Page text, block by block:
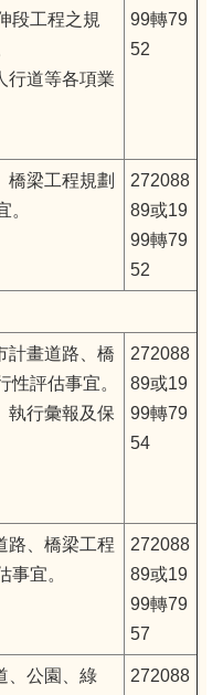
段工程之規
行道等各項業
99轉79
52
橋梁工程規劃
。
272088
89或19
99轉79
52
計畫道路、橋
性評估事宜。
執行彙報及保
272088
89或19
99轉79
54
路、橋梁工程
事宜。
272088
89或19
99轉79
57
、公園、綠 272088